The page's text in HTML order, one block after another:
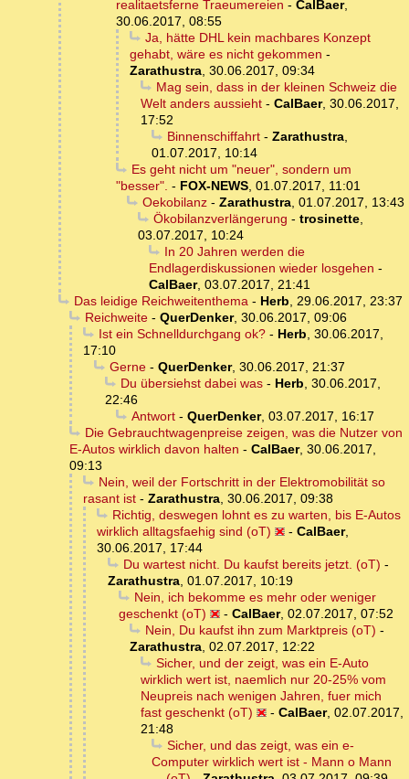
realitaetsferne Traeumereien - CalBaer,
30.06.2017, 08:55
Ja, hätte DHL kein machbares Konzept
gehabt, wäre es nicht gekommen -
Zarathustra, 30.06.2017, 09:34
Mag sein, dass in der kleinen Schweiz die
Welt anders aussieht - CalBaer, 30.06.2017,
17:52
Binnenschiffahrt- Zarathustra,
01.07.2017, 10:14
Es geht nicht um "neuer", sondern um
"besser". - FOX-NEWS, 01.07.2017, 11:01
Oekobilanz- Zarathustra, 01.07.2017, 13:43
Ökobilanzverlängerung - trosinette,
03.07.2017, 10:24
In 20 Jahren werden die
Endlagerdiskussionen wieder losgehen -
CalBaer, 03.07.2017, 21:41
Das leidige Reichweitenthema- Herb, 29.06.2017, 23:37
Reichweite- QuerDenker, 30.06.2017, 09:06
Ist ein Schnelldurchgang ok?- Herb, 30.06.2017,
17:10
Gerne- QuerDenker, 30.06.2017, 21:37
Du übersiehst dabei was- Herb, 30.06.2017,
22:46
Antwort- QuerDenker, 03.07.2017, 16:17
Die Gebrauchtwagenpreise zeigen, was die Nutzer von
E-Autos wirklich davon halten - CalBaer, 30.06.2017,
09:13
Nein, weil der Fortschritt in der Elektromobilität so
rasant ist - Zarathustra, 30.06.2017, 09:38
Richtig, deswegen lohnt es zu warten, bis E-Autos
wirklich alltagsfaehig sind (oT)
- CalBaer,
30.06.2017, 17:44
Du wartest nicht. Du kaufst bereits jetzt. (oT) -
Zarathustra, 01.07.2017, 10:19
Nein, ich bekomme es mehr oder weniger
geschenkt (oT)
- CalBaer, 02.07.2017, 07:52
Nein, Du kaufst ihn zum Marktpreis (oT) -
Zarathustra, 02.07.2017, 12:22
Sicher, und der zeigt, was ein E-Auto
wirklich wert ist, naemlich nur 20-25% vom
Neupreis nach wenigen Jahren, fuer mich
fast geschenkt (oT)
- CalBaer, 02.07.2017,
21:48
Sicher, und das zeigt, was ein e-
Computer wirklich wert ist - Mann o Mann